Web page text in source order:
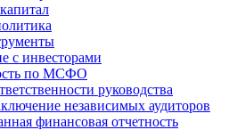
с инвеcторами
по МСФО
руководства
независимых аудиторов
финансовая отчетность